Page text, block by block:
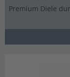
Premium Diele